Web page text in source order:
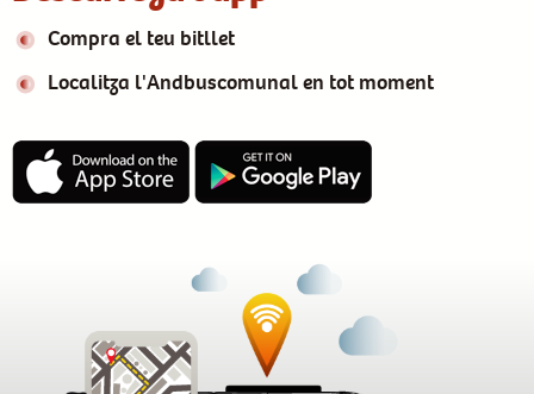
Compra el teu bitllet
Localitza l'Andbuscomunal en tot moment